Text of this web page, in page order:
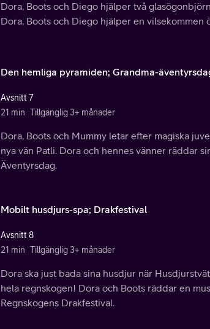
Dora, Boots och Diego hjälper två
Dora, Boots och Diego hjälper en
Den hemliga pyramiden; Grandma-
Avsnitt 7
21 min Tillgänglig 3+ månader
Dora, Boots och Mummy letar efter magiska
nya vän Patli. Dora och hennes vänner räddar
Äventyrsdag.
Mobilt husdjurs-spa; Drakfestival
Avsnitt 8
21 min Tillgänglig 3+ månader
Dora ska just bada sina husdjur när
hela regnskogen! Dora och Boots räddar en
Regnskogens Drakfestival.